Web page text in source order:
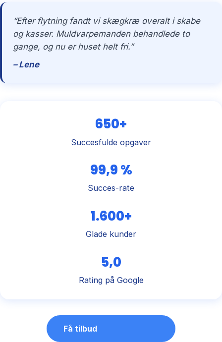
“Efter flytning fandt vi skægkræ overalt i skabe
og kasser. Muldvarpemanden behandlede to
gange, og nu er huset helt fri.”
– Lene
650+
Succesfulde opgaver
99,9 %
Succes-rate
1.600+
Glade kunder
5,0
Rating på Google
Få tilbud